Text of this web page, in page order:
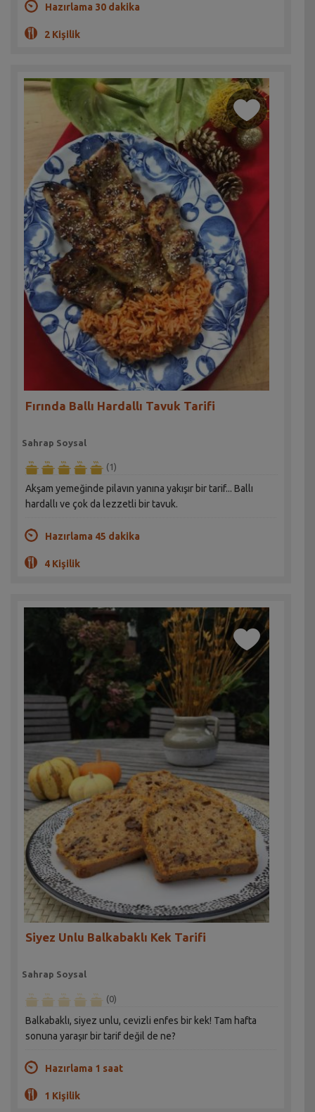
Hazırlama 30 dakika
2 Kişilik
Fırında Ballı Hardallı Tavuk Tarifi
Sahrap Soysal
(1)
Akşam yemeğinde pilavın yanına yakışır bir tarif... Ballı
hardallı ve çok da lezzetli bir tavuk.
Hazırlama 45 dakika
4 Kişilik
Siyez Unlu Balkabaklı Kek Tarifi
Sahrap Soysal
(0)
Balkabaklı, siyez unlu, cevizli enfes bir kek! Tam hafta
sonuna yaraşır bir tarif değil de ne?
Hazırlama 1 saat
1 Kişilik